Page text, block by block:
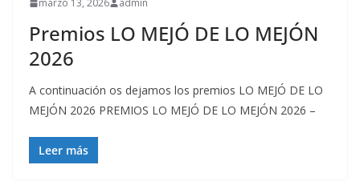
marzo 13, 2026 admin
Premios LO MEJÓ DE LO MEJÓN
2026
A continuación os dejamos los premios LO MEJÓ DE LO
MEJÓN 2026 PREMIOS LO MEJÓ DE LO MEJÓN 2026 –
Leer más